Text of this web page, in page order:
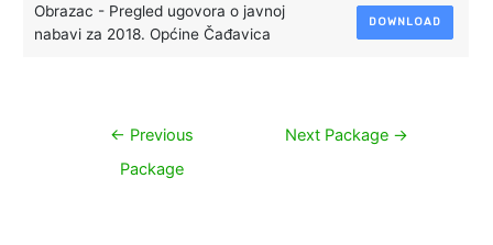
Obrazac - Pregled ugovora o javnoj
nabavi za 2018. Općine Čađavica
DOWNLOAD
Navigacija
← Previous
Package
Next Package →